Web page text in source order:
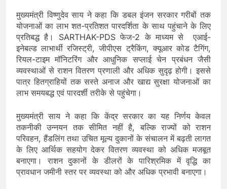
मुख्यमंत्री विष्णुदेव साय ने कहा कि डबल इंजन सरकार गरीबों तक
योजनाओं का लाभ शत-प्रतिशत पारदर्शिता के साथ पहुंचाने के लिए
प्रतिबद्ध है। SARTHAK-PDS फेज-2 के माध्यम से एआई-
इनेबल्ड लाभार्थी रजिस्ट्री, जीपीएस ट्रैकिंग, क्यूआर कोड टैगिंग,
रियल-टाइम मॉनिटरिंग और आधुनिक सप्लाई चेन प्रबंधन जैसी
व्यवस्थाओं से राशन वितरण प्रणाली और अधिक सुदृढ़ होगी। इससे
पात्र हितग्राहियों तक सस्ते अनाज और खाद्य सुरक्षा योजनाओं का
लाभ समयबद्ध एवं पारदर्शी तरीके से पहुंचेगा।
मुख्यमंत्री साय ने कहा कि केंद्र सरकार का यह निर्णय केवल
तकनीकी उन्नयन तक सीमित नहीं है, बल्कि राज्यों को राशन
परिवहन, हैंडलिंग तथा उचित मूल्य दुकानों के संचालन में बढ़ती लागत
के लिए आर्थिक सहयोग देकर वितरण व्यवस्था को अधिक मजबूत
बनाएगा। राशन दुकानों के डीलरों के पारिश्रमिक में वृद्धि का
प्रावधान जमीनी स्तर पर व्यवस्था को और अधिक प्रभावी बनाएगा।